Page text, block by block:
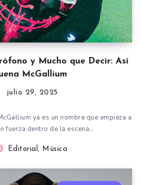
y Mucho que Decir: Así
McGallium
julio 29, 2025
ya es un nombre que empieza a
fuerza dentro de la escena…
Editorial, Música